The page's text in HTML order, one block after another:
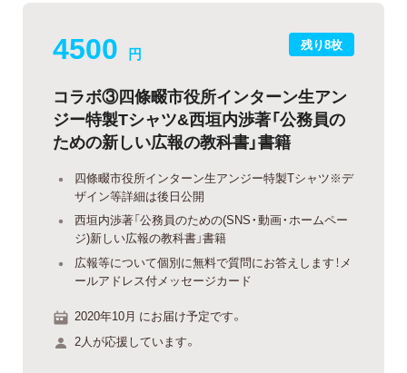
残り8枚
4500 円
コラボ③四條畷市役所インターン生アン
ジー特製Tシャツ&西垣内渉著「公務員の
ための新しい広報の教科書」書籍
四條畷市役所インターン生アンジー特製Tシャツ※デ
ザイン等詳細は後日公開
西垣内渉著「公務員のための(SNS・動画・ホームペー
ジ)新しい広報の教科書」書籍
広報等について個別に無料で質問にお答えします！メ
ールアドレス付メッセージカード
2020年10月 にお届け予定です。
2人が応援しています。